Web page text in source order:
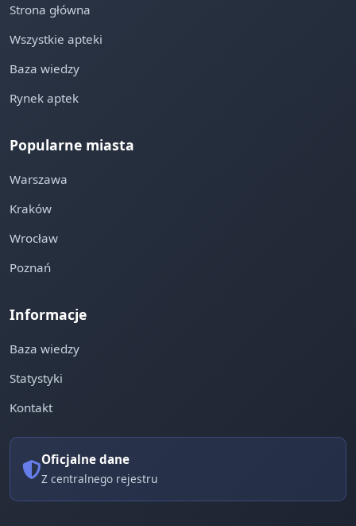
Strona główna
Wszystkie apteki
Baza wiedzy
Rynek aptek
Popularne miasta
Warszawa
Kraków
Wrocław
Poznań
Informacje
Baza wiedzy
Statystyki
Kontakt
Oficjalne dane
Z centralnego rejestru